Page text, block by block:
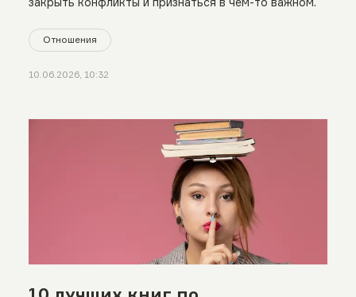
Отношения
10.06.2026, 10:32